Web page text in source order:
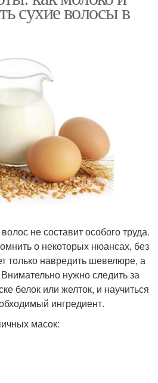
сухие волосы в
не составит особого труда.
о некоторых нюансах, без
только навредить шевелюре, а
нужно следить за
белок или желток, и научиться
ингредиент.
масок: